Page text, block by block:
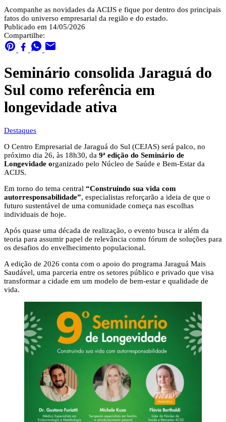
Acompanhe as novidades da ACIJS e fique por dentro dos principais
fatos do universo empresarial da região e do estado.
Publicado em 14/05/2026
Compartilhe:
Seminário consolida Jaraguá do
Sul como referência em
longevidade ativa
Destaques
O Centro Empresarial de Jaraguá do Sul (CEJAS) será palco, no
próximo dia 26, às 18h30, da 9ª edição do Seminário de
Longevidade organizado pelo Núcleo de Saúde e Bem-Estar da
ACIJS.
Em torno do tema central “Construindo sua vida com
autorresponsabilidade”, especialistas reforçarão a ideia de que o
futuro sustentável de uma comunidade começa nas escolhas
individuais de hoje.
Após quase uma década de realização, o evento busca ir além da
teoria para assumir papel de relevância como fórum de soluções para
os desafios do envelhecimento populacional.
A edição de 2026 conta com o apoio do programa Jaraguá Mais
Saudável, uma parceria entre os setores público e privado que visa
transformar a cidade em um modelo de bem-estar e qualidade de
vida.